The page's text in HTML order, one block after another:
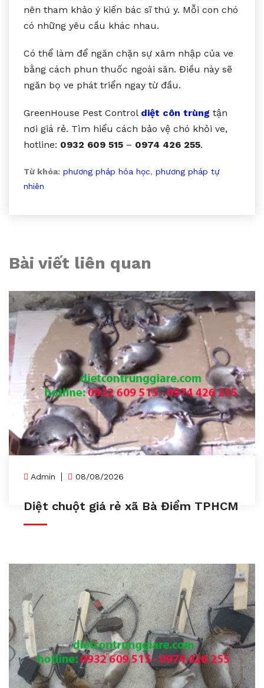
nên tham khảo ý kiến bác sĩ thú y. Mỗi con chó
có những yêu cầu khác nhau.
Có thể làm để ngăn chặn sự xâm nhập của ve
bằng cách phun thuốc ngoài sân. Điều này sẽ
ngăn bọ ve phát triển ngay từ đầu.
GreenHouse Pest Control diệt côn trùng tận
nơi giá rẻ. Tìm hiểu cách bảo vệ chó khỏi ve,
hotline: 0932 609 515 – 0974 426 255.
Từ khóa: phương pháp hóa học, phương pháp tự
nhiên
Bài viết liên quan
Admin 08/08/2026
Diệt chuột giá rẻ xã Bà Điểm TPHCM